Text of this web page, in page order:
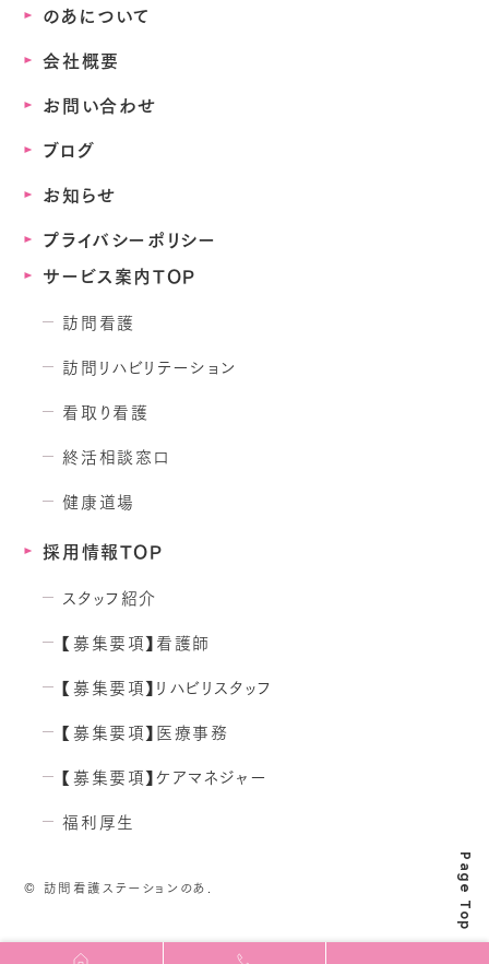
のあについて
会社概要
お問い合わせ
ブログ
お知らせ
プライバシーポリシー
サービス案内TOP
訪問看護
訪問リハビリテーション
看取り看護
終活相談窓口
健康道場
採用情報TOP
スタッフ紹介
【募集要項】看護師
【募集要項】リハビリスタッフ
【募集要項】医療事務
【募集要項】ケアマネジャー
福利厚生
© 訪問看護ステーションのあ. Page Top